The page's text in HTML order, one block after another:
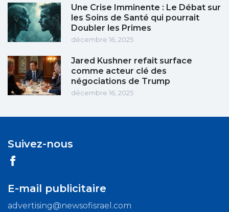
Une Crise Imminente : Le Débat sur
les Soins de Santé qui pourrait
Doubler les Primes
décembre 16, 2025
Jared Kushner refait surface
comme acteur clé des
négociations de Trump
décembre 16, 2025
Suivez-nous
E-mail publicitaire
advertising@newsofisrael.com